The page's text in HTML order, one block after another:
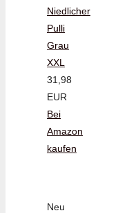
Niedlicher
Pulli
Grau
XXL
31,98
EUR
Bei
Amazon
kaufen
Neu